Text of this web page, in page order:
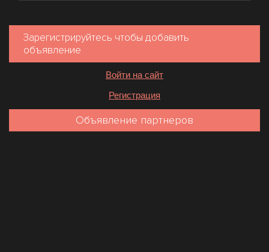
Зарегистрируйтесь чтобы добавить
объявление
Войти на сайт
Регистрация
Объявление партнеров